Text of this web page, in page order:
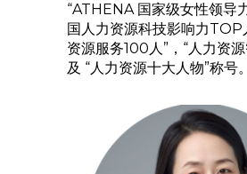
“ATHENA 国家级女性领导
国人力资源科技影响力TOP
资源服务100人”，“人力资
及 “人力资源十大人物”称号。